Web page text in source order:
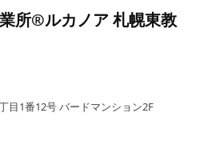
所®️ルカノア 札幌東教
目1番12号 バードマンション2F